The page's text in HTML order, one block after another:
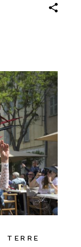
TERRE